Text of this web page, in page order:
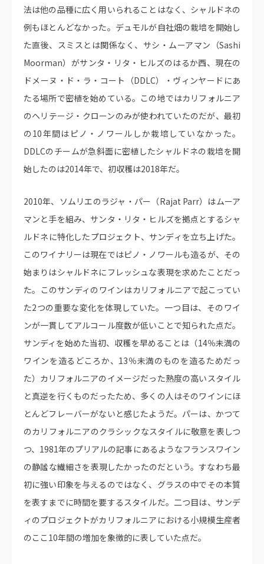
法は他の品種に広く用いられることはなく、シャルドネの
例もほとんどなかった。デュモルが自社畑の栽培を開始し
た直後、スミスとは関係なく、サシ・ムーアマン（Sashi
Moorman）がサンタ・リタ・ヒルズのはるか西、現在の
ドメーヌ・ド・ラ・コート（DDLC）・ヴィンヤードにあ
たる場所で密植を始めている。この地ではカリフォルニア
のヘリテージ・クローンのみが使われていたのだが、最初
の10年間はピノ・ノワールしか栽培していなかった。
DDLCのチームが急斜面に密植したシャルドネの栽培を開
始したのは2014年で、初収穫は2018年だ。
2010年、ソムリエのラジャ・パー（Rajat Parr）はムーア
マンと手を組み、サンタ・リタ・ヒルズを拠点とするシャ
ルドネに特化したプロジェクト、サンディを立ち上げた。
このワイナリーは現在ではピノ・ノワールも造るが、その
始まりはシャルドネにフレッシュな表現を求めたことだっ
た。このサンディのワインはカリフォルニアで起こってい
た2つの重要な変化を体現していた。一つ目は、そのワイ
ンが一貫してアルコール度数が低いことで知られた点だ。
サンディを始めた当初、収穫を早めることは（14％未満の
ワインを造るどころか、13％未満のものを造るためだっ
た）カリフォルニアのイメージだった熟度の高いスタイル
と真逆を行くものだったため、多くの人はそのワインにほ
とんどフレーバーがないと感じたようだ。パーは、かつて
のカリフォルニアのクラシックなスタイルに敬意を表しつ
つ、1981年のプリアルの記事にあるようなフランスワイン
の静謐な繊細さを表現したかったのだという。すなわち最
初に強い印象を与えるのではなく、グラスの中でその本質
を表すまでに時間を要するスタイルだ。二つ目は、サンデ
ィのプロジェクトがカリフォルニアにおける小規模生産者
のここ10年間の増加を象徴的に表していた点だ。